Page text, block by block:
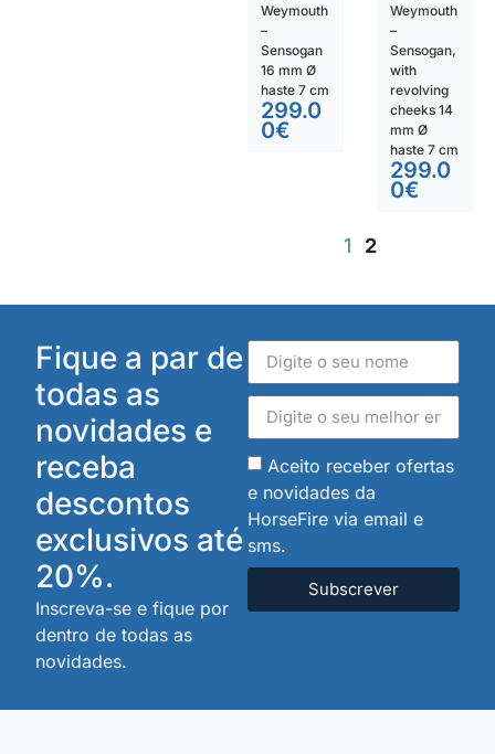
Weymouth
–
Sensogan
16 mm Ø
haste 7 cm
299.0
0€
Weymouth
–
Sensogan,
with
revolving
cheeks 14
mm Ø
haste 7 cm
299.0
0€
1 2
Fique a par de
todas as
novidades e
receba
descontos
exclusivos até
20%.
Inscreva-se e fique por
dentro de todas as
novidades.
Aceito receber ofertas
e novidades da
HorseFire via email e
sms.
Subscrever